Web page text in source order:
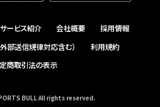
サービス紹介 会社概要
採用情報
部送信規律対応含む）
利用規約
商取引法の表示
BULL All rights reserved.